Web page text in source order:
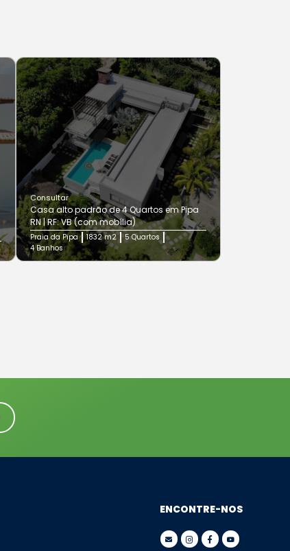
Consultar
Casa alto padrão de 4 Quartos em Pipa
RN | RF: VB (com mobília)
Praia da Pipa 1832 m2
5 Quartos
4 Banhos
ENCONTRE-NOS